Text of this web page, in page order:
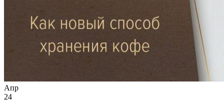
Апр
24